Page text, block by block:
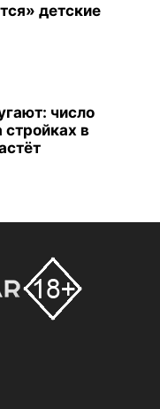
детские
число
в